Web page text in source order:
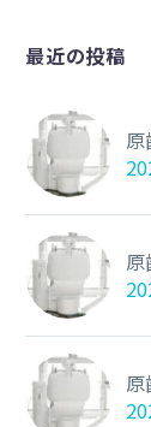
最近の投稿
原